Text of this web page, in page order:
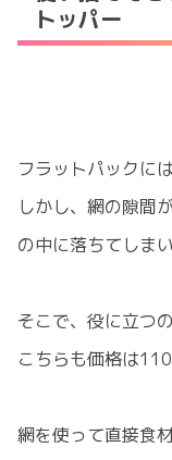
トッパー
フラットパックに
しかし、網の隙間
の中に落ちてしまい
そこで、役に立つ
こちらも価格は110
網を使って直接食